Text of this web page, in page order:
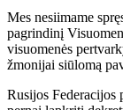
Mes nesiimame
pagrindinį
visuomenės
žmonijai siūlomą
Rusijos Federacijos